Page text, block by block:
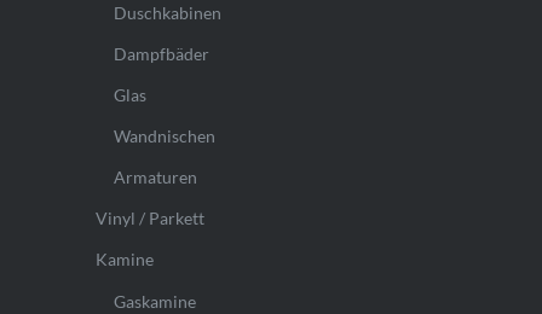
Duschkabinen
Dampfbäder
Glas
Wandnischen
Armaturen
Vinyl / Parkett
Kamine
Gaskamine